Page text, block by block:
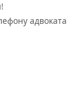
адвоката